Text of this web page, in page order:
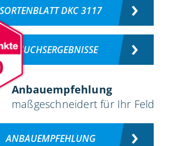
SORTENBLATT DKC 3117
VERSUCHSERGEBNISSE
Anbauempfehlung
maßgeschneidert für Ihr Feld
ANBAUEMPFEHLUNG